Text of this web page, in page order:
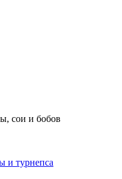
сои и бобов
и турнепса